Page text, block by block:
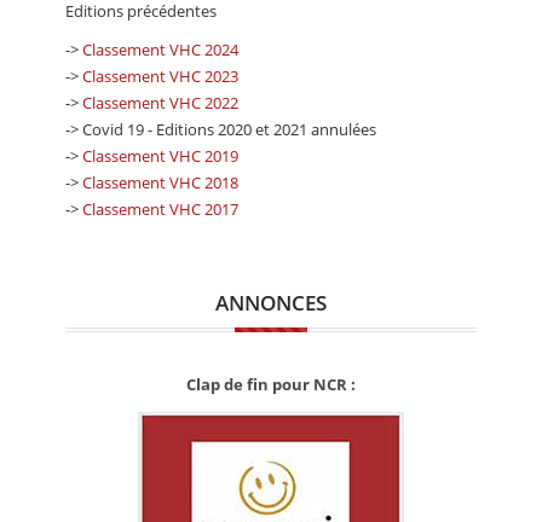
Editions précédentes
->Classement VHC 2024
->Classement VHC 2023
->Classement VHC 2022
-> Covid 19 - Editions 2020 et 2021 annulées
->Classement VHC 2019
->Classement VHC 2018
->Classement VHC 2017
ANNONCES
Clap de fin pour NCR :